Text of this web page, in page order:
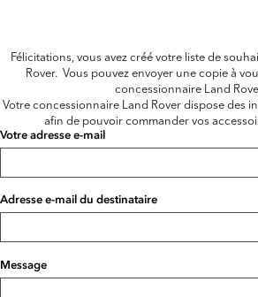
Félicitations, vous avez créé votre liste de
Rover. Vous pouvez envoyer une copie à
concessionnaire Land
Votre concessionnaire Land Rover dispose des
afin de pouvoir commander vos
Votre adresse e-mail
Adresse e-mail du destinataire
Message